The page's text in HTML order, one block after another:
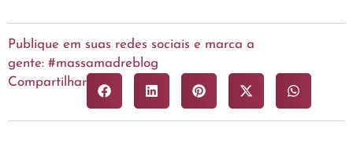
Publique em suas redes sociais e marca a
gente: #massamadreblog
Compartilhar